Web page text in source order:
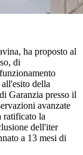
ha proposto al
di
della
Garanzia presso il
avanzate
ratificato la
dell'iter
a 13 mesi di